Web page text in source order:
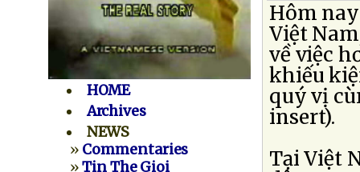
HOME
Archives
NEWS
» Commentaries
»Tin The Gioi
Hôm
Việt
về việc
khiếu
quý vị
insert).
Tại Việt